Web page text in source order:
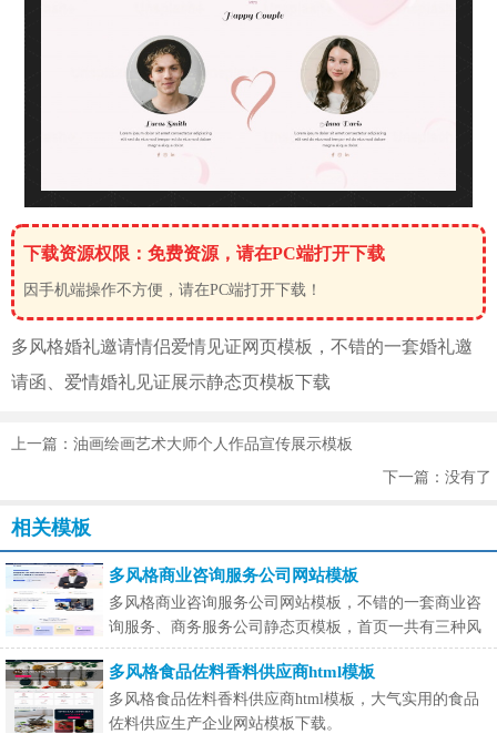
下载资源权限：免费资源，请在PC端打开下载
因手机端操作不方便，请在PC端打开下载！
多风格婚礼邀请情侣爱情见证网页模板，不错的一套婚礼邀
请函、爱情婚礼见证展示静态页模板下载
上一篇：油画绘画艺术大师个人作品宣传展示模板
下一篇：没有了
相关模板
多风格商业咨询服务公司网站模板
多风格商业咨询服务公司网站模板，不错的一套商业咨
询服务、商务服务公司静态页模板，首页一共有三种风
格可选
多风格食品佐料香料供应商html模板
多风格食品佐料香料供应商html模板，大气实用的食品
佐料供应生产企业网站模板下载。